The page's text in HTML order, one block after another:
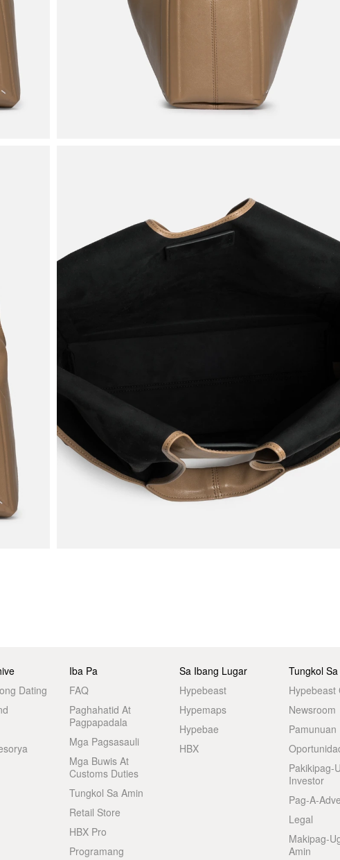
Dating
Iba Pa
FAQ
Paghahatid At
Pagpapadala
Mga Pagsasauli
Mga Buwis At
Customs Duties
Tungkol Sa Amin
Retail Store
HBX Pro
Programang
Sa Ibang Lugar
Hypebeast
Hypemaps
Hypebae
HBX
Tungkol
Hypebeast
Newsroom
Pamunuan
Pakikipag-
Investor
Pag-A-
Legal
Makipag-
Amin